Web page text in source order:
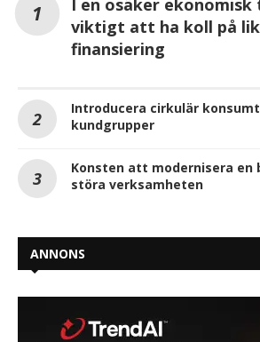
I en osäker
viktigt att ha koll på
finansiering
Introducera cirkulär
kundgrupper
Konsten att modernisera en
störa verksamheten
ANNONS